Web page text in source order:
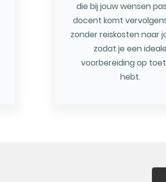
die bij jouw wensen
docent komt
zonder reiskosten naar
zodat je een ideale
voorbereiding op
hebt.